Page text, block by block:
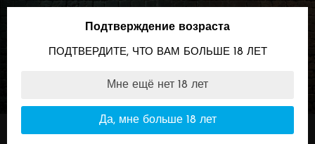
Skip
89096099898
Время работы:
11:00-23:00
Меню
Подтверждение возраста
ПОДТВЕРДИТЕ, ЧТО ВАМ БОЛЬШЕ 18 ЛЕТ
Мне ещё нет 18 лет
Да, мне больше 18 лет